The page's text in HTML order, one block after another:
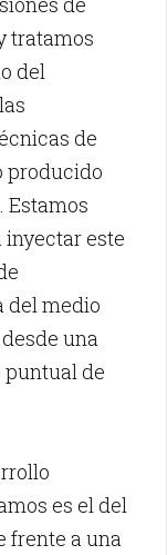
tratamos
del
de
producido
Estamos
este
del medio
una
puntual de
es el del
frente a una